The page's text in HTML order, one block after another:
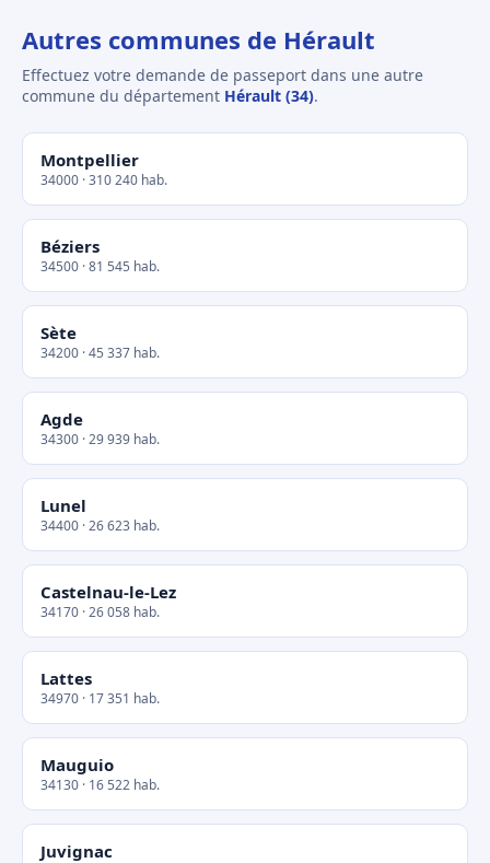
Autres communes de Hérault
Effectuez votre demande de passeport dans une autre
commune du département Hérault (34).
Montpellier
34000 · 310 240 hab.
Béziers
34500 · 81 545 hab.
Sète
34200 · 45 337 hab.
Agde
34300 · 29 939 hab.
Lunel
34400 · 26 623 hab.
Castelnau-le-Lez
34170 · 26 058 hab.
Lattes
34970 · 17 351 hab.
Mauguio
34130 · 16 522 hab.
Juvignac